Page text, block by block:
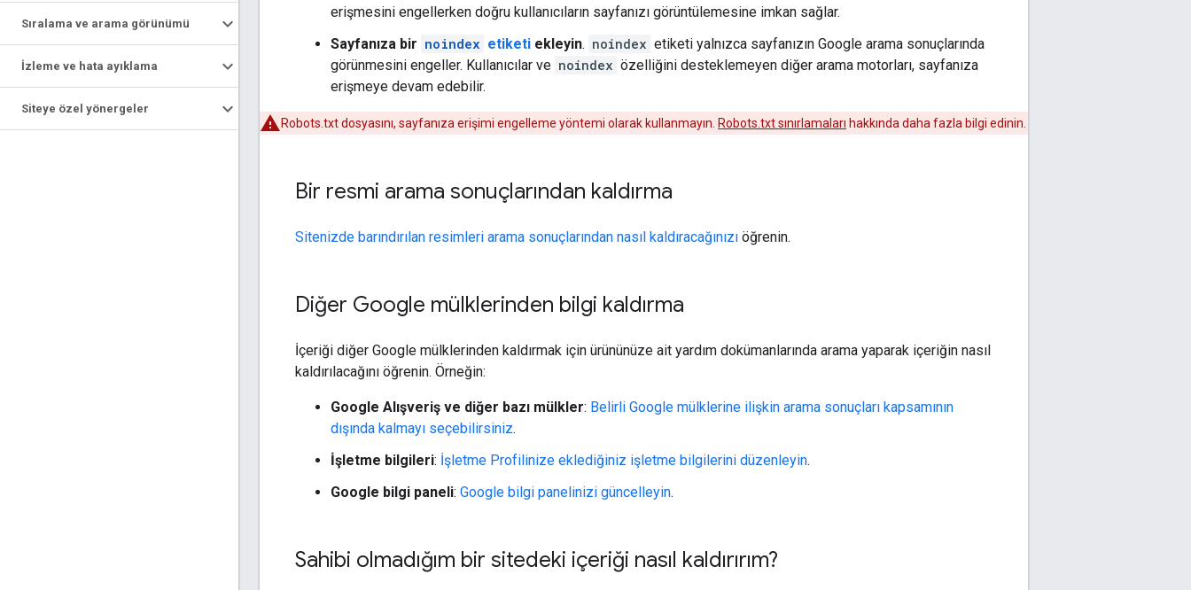
Sıralama ve arama görünümü
İzleme ve hata ayıklama
Siteye özel yönergeler
erişmesini engellerken doğru kullanıcıların sayfanızı görüntülemesine imkan sağlar.
Sayfanıza bir noindex etiketi ekleyin. noindex etiketi yalnızca sayfanızın Google arama sonuçlarında
görünmesini engeller. Kullanıcılar ve noindex özelliğini desteklemeyen diğer arama motorları, sayfanıza
erişmeye devam edebilir.
Robots.txt dosyasını, sayfanıza erişimi engelleme yöntemi olarak kullanmayın. Robots.txt sınırlamaları hakkında daha fazla bilgi edinin.
Bir resmi arama sonuçlarından kaldırma
Sitenizde barındırılan resimleri arama sonuçlarından nasıl kaldıracağınızı öğrenin.
Diğer Google mülklerinden bilgi kaldırma
İçeriği diğer Google mülklerinden kaldırmak için ürününüze ait yardım dokümanlarında arama yaparak içeriğin nasıl
kaldırılacağını öğrenin. Örneğin:
Google Alışveriş ve diğer bazı mülkler: Belirli Google mülklerine ilişkin arama sonuçları kapsamının
dışında kalmayı seçebilirsiniz.
İşletme bilgileri: İşletme Profilinize eklediğiniz işletme bilgilerini düzenleyin.
Google bilgi paneli: Google bilgi panelinizi güncelleyin.
Sahibi olmadığım bir sitedeki içeriği nasıl kaldırırım?